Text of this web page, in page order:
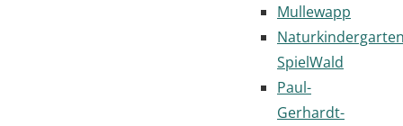
Mullewapp
SpielWald
Paul-
Gerhardt-